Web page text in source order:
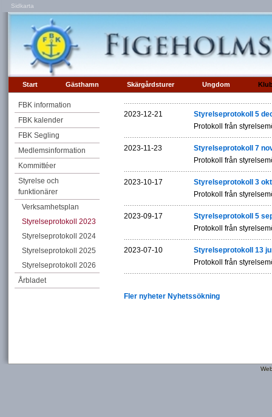
Sidkarta
Start Gästhamn Skärgårdsturer Ungdom
FBK information
FBK kalender
FBK Segling
Medlemsinformation
Kommittéer
Styrelse och
funktionärer
Verksamhetsplan
Styrelseprotokoll 2023
Styrelseprotokoll 2024
Styrelseprotokoll 2025
Styrelseprotokoll 2026
Årbladet
2023-12-21
Styrelseprotokoll 5
Protokoll från
2023-11-23
Styrelseprotokoll 7
Protokoll från
2023-10-17
Styrelseprotokoll 3
Protokoll från
2023-09-17
Styrelseprotokoll 5
Protokoll från
2023-07-10
Styrelseprotokoll 13
Protokoll från
Fler nyheter Nyhetssökning